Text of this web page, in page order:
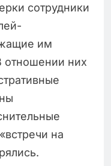
сотрудники
им
отношении них
на